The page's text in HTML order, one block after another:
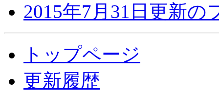
2015年7月31日更新の
トップページ
更新履歴